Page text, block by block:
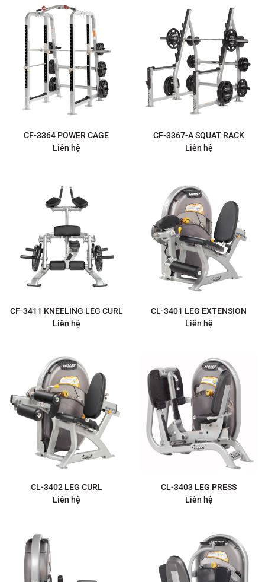
CF-3364 POWER CAGE
Liên hệ
CF-3367-A SQUAT RACK
Liên hệ
CF-3411 KNEELING LEG CURL
Liên hệ
CL-3401 LEG EXTENSION
Liên hệ
CL-3402 LEG CURL
Liên hệ
CL-3403 LEG PRESS
Liên hệ